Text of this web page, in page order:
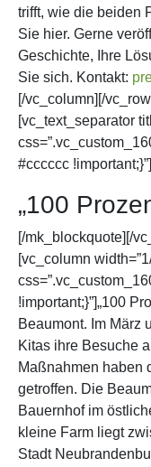
trifft, wie die beiden
Sie hier. Gerne
Geschichte, Ihre
Sie sich. Kontakt:
[/vc_column][/
[vc_text_separator
#cccccc
„100
[/mk_blockquote][/
[vc_column
!important;}”]„100
Beaumont. Im März
Kitas ihre Besuche
Maßnahmen haben
getroffen. Die
Bauernhof im
kleine Farm liegt
Stadt